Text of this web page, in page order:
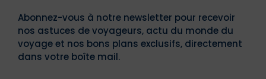
Abonnez-vous à notre newsletter pour recevoir
nos astuces de voyageurs, actu du monde du
voyage et nos bons plans exclusifs, directement
dans votre boîte mail.